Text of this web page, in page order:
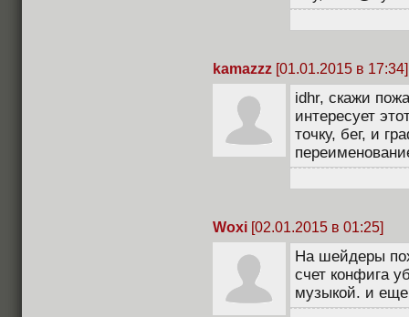
kamazzz [01.01.2015 в 17:34]
idhr, скажи
интересует
точку, бег, и
Woxi [02.01.2015 в 01:25]
На шейдеры
счет конфига
музыкой. и